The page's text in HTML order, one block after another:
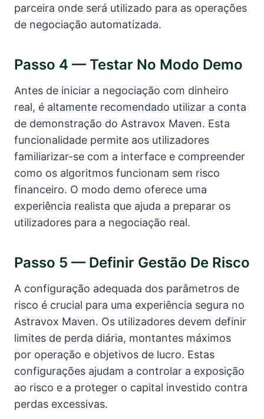
parceira onde será utilizado para as operações
de negociação automatizada.
Passo 4 — Testar No Modo Demo
Antes de iniciar a negociação com dinheiro
real, é altamente recomendado utilizar a conta
de demonstração do Astravox Maven. Esta
funcionalidade permite aos utilizadores
familiarizar-se com a interface e compreender
como os algoritmos funcionam sem risco
financeiro. O modo demo oferece uma
experiência realista que ajuda a preparar os
utilizadores para a negociação real.
Passo 5 — Definir Gestão De Risco
A configuração adequada dos parâmetros de
risco é crucial para uma experiência segura no
Astravox Maven. Os utilizadores devem definir
limites de perda diária, montantes máximos
por operação e objetivos de lucro. Estas
configurações ajudam a controlar a exposição
ao risco e a proteger o capital investido contra
perdas excessivas.